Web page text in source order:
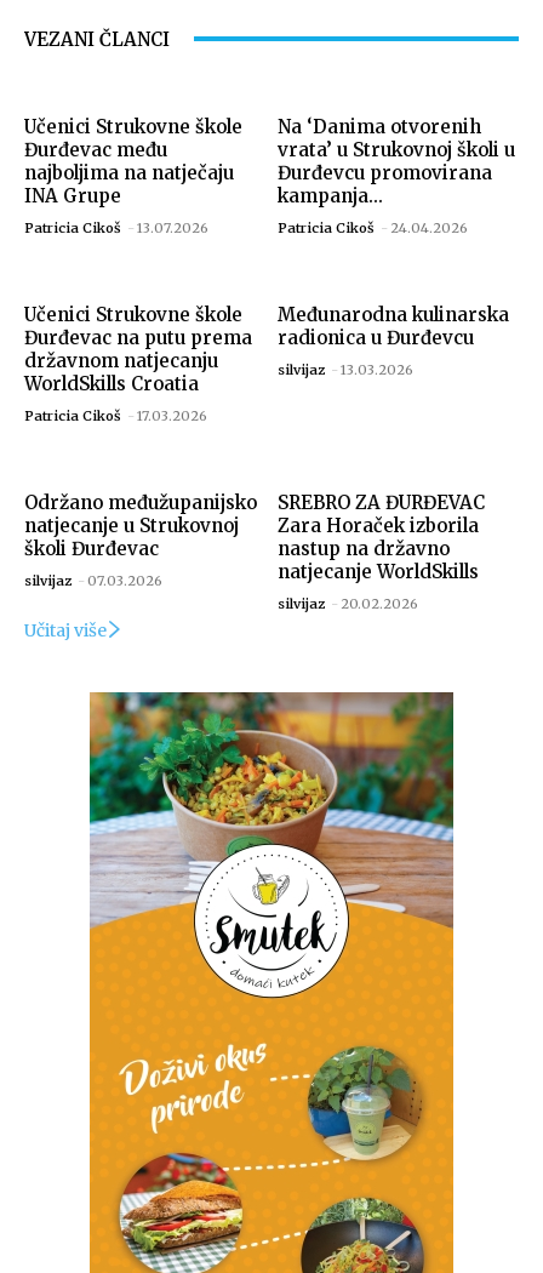
VEZANI ČLANCI
Učenici Strukovne škole
Đurđevac među
najboljima na natječaju
INA Grupe
Patricia Cikoš - 13.07.2026
Na ‘Danima otvorenih
vrata’ u Strukovnoj školi u
Đurđevcu promovirana
kampanja...
Patricia Cikoš - 24.04.2026
Učenici Strukovne škole
Đurđevac na putu prema
državnom natjecanju
WorldSkills Croatia
Patricia Cikoš - 17.03.2026
Međunarodna kulinarska
radionica u Đurđevcu
silvijaz - 13.03.2026
Održano međužupanijsko
natjecanje u Strukovnoj
školi Đurđevac
silvijaz - 07.03.2026
SREBRO ZA ĐURĐEVAC
Zara Horaček izborila
nastup na državno
natjecanje WorldSkills
silvijaz - 20.02.2026
Učitaj više